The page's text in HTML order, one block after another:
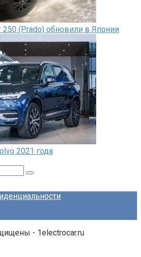
250 (Prado) обновили в Японии
2021 года
- 1electrocar.ru